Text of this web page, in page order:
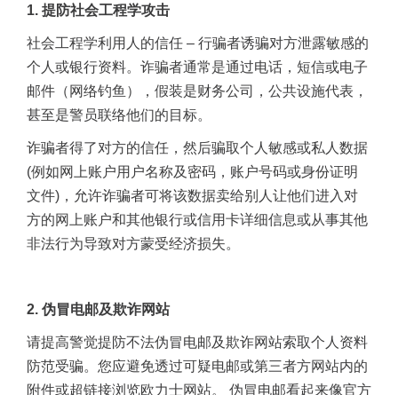
1. 提防社会工程学攻击
社会工程学利用人的信任 – 行骗者诱骗对方泄露敏感的
个人或银行资料。诈骗者通常是通过电话，短信或电子
邮件（网络钓鱼），假装是财务公司，公共设施代表，
甚至是警员联络他们的目标。
诈骗者得了对方的信任，然后骗取个人敏感或私人数据
(例如网上账户用户名称及密码，账户号码或身份证明
文件) ，允许诈骗者可将该数据卖给别人让他们进入对
方的网上账户和其他银行或信用卡详细信息或从事其他
非法行为导致对方蒙受经济损失。
2. 伪冒电邮及欺诈网站
请提高警觉提防不法伪冒电邮及欺诈网站索取个人资料
防范受骗。您应避免透过可疑电邮或第三者方网站内的
附件或超链接浏览欧力士网站。 伪冒电邮看起来像官方